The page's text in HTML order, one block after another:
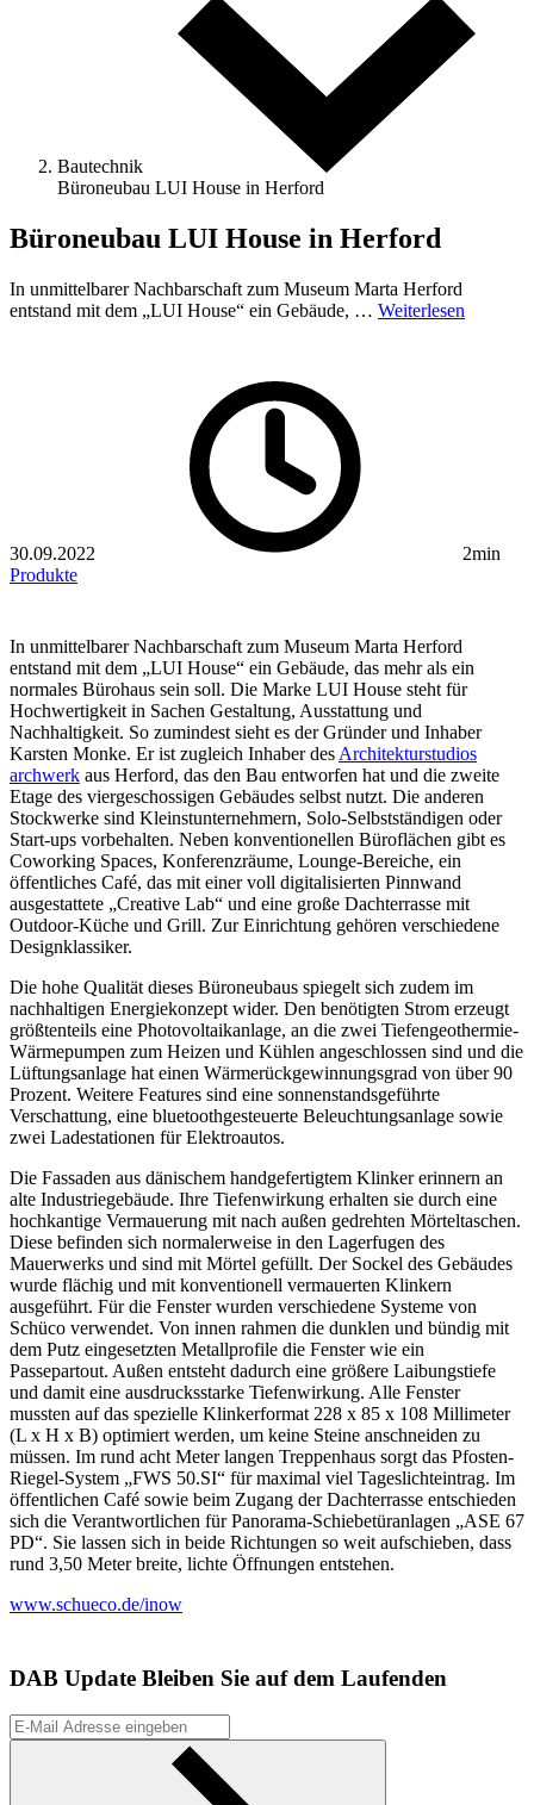
Bautechnik
Büroneubau LUI House in Herford
Büroneubau LUI House in Herford
In unmittelbarer Nachbarschaft zum Museum Marta Herford
entstand mit dem „LUI House“ ein Gebäude, … Weiterlesen
30.09.2022
2min
Produkte
In unmittelbarer Nachbarschaft zum Museum Marta Herford
entstand mit dem „LUI House“ ein Gebäude, das mehr als ein
normales Bürohaus sein soll. Die Marke LUI House steht für
Hochwertigkeit in Sachen Gestaltung, Ausstattung und
Nachhaltigkeit. So zumindest sieht es der Gründer und Inhaber
Karsten Monke. Er ist zugleich Inhaber des Architekturstudios
archwerk aus Herford, das den Bau entworfen hat und die zweite
Etage des viergeschossigen Gebäudes selbst nutzt. Die anderen
Stockwerke sind Kleinstunternehmern, Solo-Selbstständigen oder
Start-ups vorbehalten. Neben konventionellen Büroflächen gibt es
Coworking Spaces, Konferenzräume, Lounge-Bereiche, ein
öffentliches Café, das mit einer voll digitalisierten Pinnwand
ausgestattete „Creative Lab“ und eine große Dachterrasse mit
Outdoor-Küche und Grill. Zur Einrichtung gehören verschiedene
Designklassiker.
Die hohe Qualität dieses Büroneubaus spiegelt sich zudem im
nachhaltigen Energiekonzept wider. Den benötigten Strom erzeugt
größtenteils eine Photovoltaikanlage, an die zwei Tiefengeothermie-
Wärmepumpen zum Heizen und Kühlen angeschlossen sind und die
Lüftungsanlage hat einen Wärmerückgewinnungsgrad von über 90
Prozent. Weitere Features sind eine sonnenstandsgeführte
Verschattung, eine bluetoothgesteuerte Beleuchtungsanlage sowie
zwei Ladestationen für Elektroautos.
Die Fassaden aus dänischem handgefertigtem Klinker erinnern an
alte Industriegebäude. Ihre Tiefenwirkung erhalten sie durch eine
hochkantige Vermauerung mit nach außen gedrehten Mörteltaschen.
Diese befinden sich normalerweise in den Lagerfugen des
Mauerwerks und sind mit Mörtel gefüllt. Der Sockel des Gebäudes
wurde flächig und mit konventionell vermauerten Klinkern
ausgeführt. Für die Fenster wurden verschiedene Systeme von
Schüco verwendet. Von innen rahmen die dunklen und bündig mit
dem Putz eingesetzten Metallprofile die Fenster wie ein
Passepartout. Außen entsteht dadurch eine größere Laibungstiefe
und damit eine ausdrucksstarke Tiefenwirkung. Alle Fenster
mussten auf das spezielle Klinkerformat 228 x 85 x 108 Millimeter
(L x H x B) optimiert werden, um keine Steine anschneiden zu
müssen. Im rund acht Meter langen Treppenhaus sorgt das Pfosten-
Riegel-System „FWS 50.SI“ für maximal viel Tageslichteintrag. Im
öffentlichen Café sowie beim Zugang der Dachterrasse entschieden
sich die Verantwortlichen für Panorama-Schiebetüranlagen „ASE 67
PD“. Sie lassen sich in beide Richtungen so weit aufschieben, dass
rund 3,50 Meter breite, lichte Öffnungen entstehen.
www.schueco.de/inow
DAB Update Bleiben Sie auf dem Laufenden